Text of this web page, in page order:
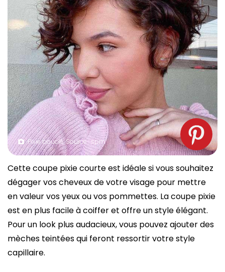
Pixie bouclé. Source : spm
Cette coupe pixie courte est idéale si vous souhaitez
dégager vos cheveux de votre visage pour mettre
en valeur vos yeux ou vos pommettes. La coupe pixie
est en plus facile à coiffer et offre un style élégant.
Pour un look plus audacieux, vous pouvez ajouter des
mèches teintées qui feront ressortir votre style
capillaire.